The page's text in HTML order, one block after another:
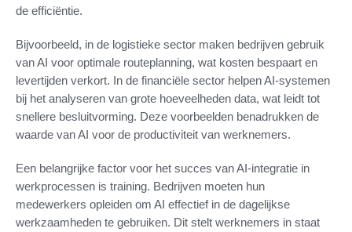
de efficiëntie.
Bijvoorbeeld, in de logistieke sector maken bedrijven gebruik
van AI voor optimale routeplanning, wat kosten bespaart en
levertijden verkort. In de financiële sector helpen AI-systemen
bij het analyseren van grote hoeveelheden data, wat leidt tot
snellere besluitvorming. Deze voorbeelden benadrukken de
waarde van AI voor de productiviteit van werknemers.
Een belangrijke factor voor het succes van AI-integratie in
werkprocessen is training. Bedrijven moeten hun
medewerkers opleiden om AI effectief in de dagelijkse
werkzaamheden te gebruiken. Dit stelt werknemers in staat